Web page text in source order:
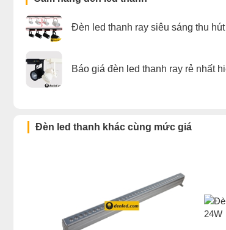
Đèn led thanh ray siêu sáng thu
Báo giá đèn led thanh ray rẻ nhất
Đèn led thanh khác cùng mức giá